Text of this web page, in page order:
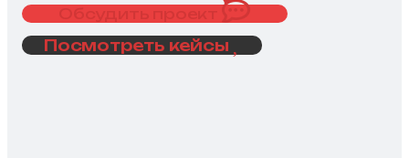
Обсудить проект
Посмотреть кейсы